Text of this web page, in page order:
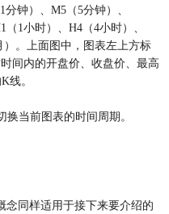
钟）、M5（5分钟）、
1小时）、H4（4小时）、
）。上面图中，图表左上方标
间内的开盘价、收盘价、最高
线。
当前图表的时间周期。
念同样适用于接下来要介绍的